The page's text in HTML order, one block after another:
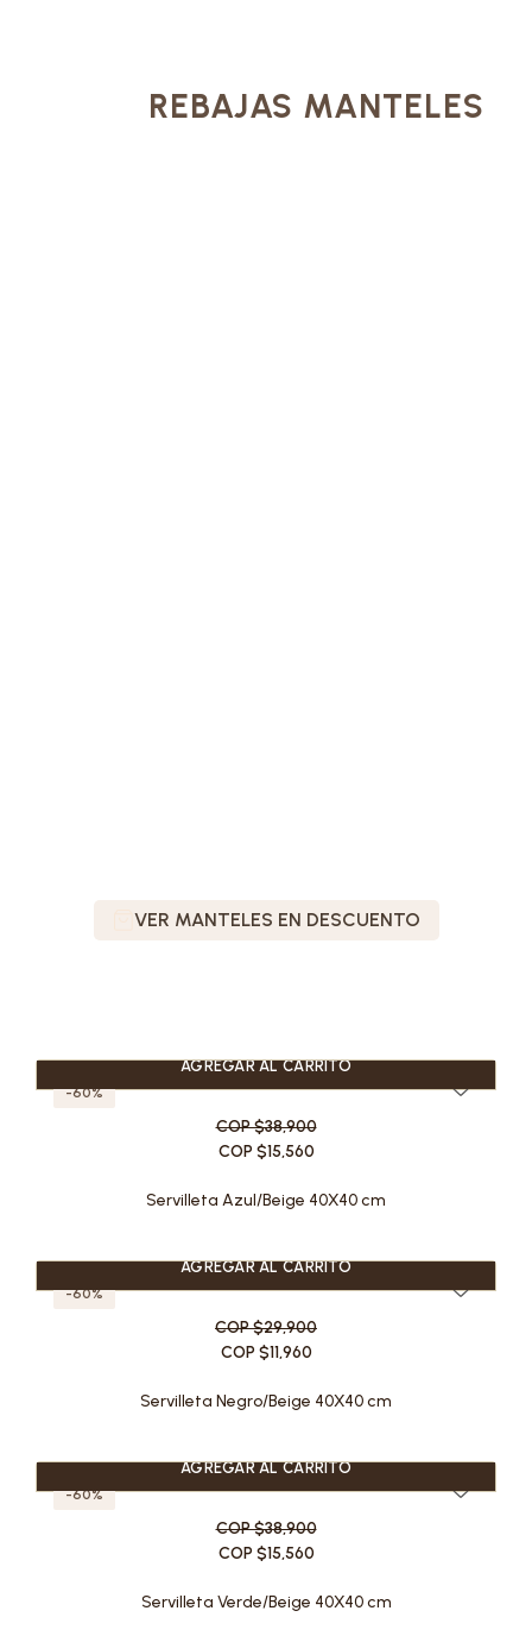
REBAJAS MANTELES
VER MANTELES EN DESCUENTO
-60%
AGREGAR AL CARRITO
Servilleta Azul/Beige 40X40 cm
COP $38,900
COP $15,560
-60%
AGREGAR AL CARRITO
Servilleta Negro/Beige 40X40 cm
COP $29,900
COP $11,960
-60%
AGREGAR AL CARRITO
Servilleta Verde/Beige 40X40 cm
COP $38,900
COP $15,560